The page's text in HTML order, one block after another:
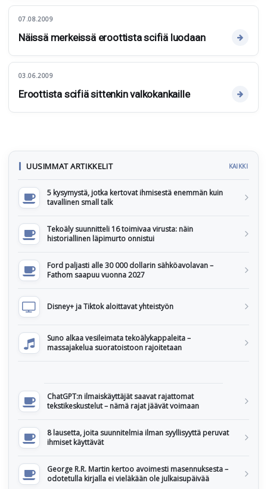
07.08.2009
Näissä merkeissä eroottista scifiä luodaan
03.06.2009
Eroottista scifiä sittenkin valkokankaille
UUSIMMAT ARTIKKELIT KAIKKI
5 kysymystä, jotka kertovat ihmisestä enemmän kuin
tavallinen small talk
Tekoäly suunnitteli 16 toimivaa virusta: näin
historiallinen läpimurto onnistui
Ford paljasti alle 30 000 dollarin sähköavolavan –
Fathom saapuu vuonna 2027
Disney+ ja Tiktok aloittavat yhteistyön
Suno alkaa vesileimata tekoälykappaleita –
massajakelua suoratoistoon rajoitetaan
ChatGPT:n ilmaiskäyttäjät saavat rajattomat
tekstikeskustelut – nämä rajat jäävät voimaan
8 lausetta, joita suunnitelmia ilman syyllisyyttä peruvat
ihmiset käyttävät
George R.R. Martin kertoo avoimesti masennuksesta –
odotetulla kirjalla ei vieläkään ole julkaisupäivää